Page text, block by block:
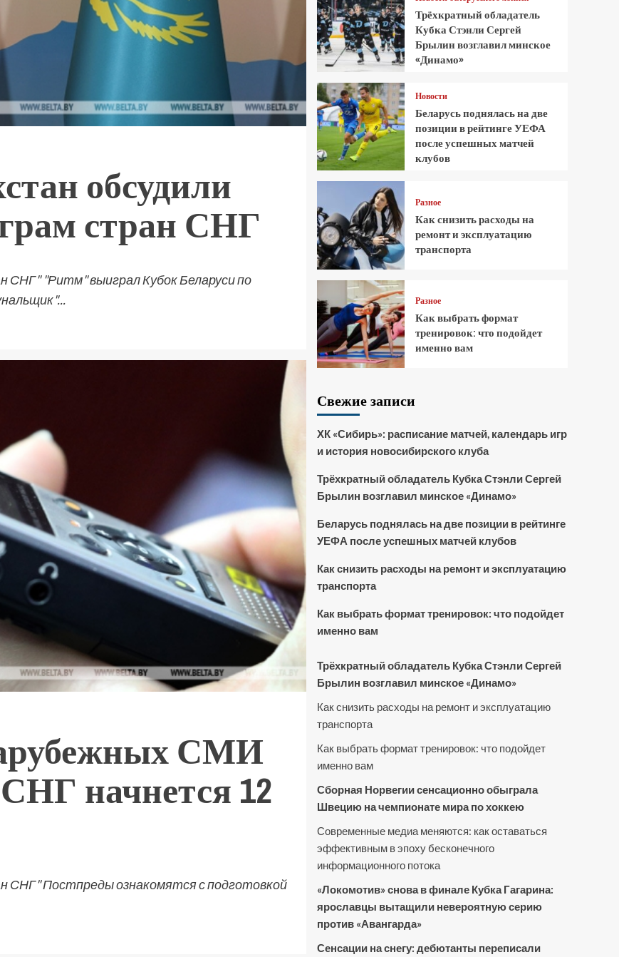
обсудили
стран СНГ
"Ритм" выиграл Кубок Беларуси по
СМИ
начнется 12
Постпреды ознакомятся с подготовкой
Трёхкратный обладатель
Кубка Стэнли Сергей
Брылин возглавил минское
«Динамо»
Новости
Беларусь поднялась на две
позиции в рейтинге УЕФА
после успешных матчей
клубов
Разное
Как снизить расходы на
ремонт и эксплуатацию
транспорта
Разное
Как выбрать формат
тренировок: что подойдет
именно вам
Свежие записи
ХК «Сибирь»: расписание матчей, календарь игр
и история новосибирского клуба
Трёхкратный обладатель Кубка Стэнли Сергей
Брылин возглавил минское «Динамо»
Беларусь поднялась на две позиции в рейтинге
УЕФА после успешных матчей клубов
Как снизить расходы на ремонт и эксплуатацию
транспорта
Как выбрать формат тренировок: что подойдет
именно вам
Трёхкратный обладатель Кубка Стэнли Сергей
Брылин возглавил минское «Динамо»
Как снизить расходы на ремонт и эксплуатацию
транспорта
Как выбрать формат тренировок: что подойдет
именно вам
Сборная Норвегии сенсационно обыграла
Швецию на чемпионате мира по хоккею
Современные медиа меняются: как оставаться
эффективным в эпоху бесконечного
информационного потока
«Локомотив» снова в финале Кубка Гагарина:
ярославцы вытащили невероятную серию
против «Авангарда»
Сенсации на снегу: дебютанты переписали